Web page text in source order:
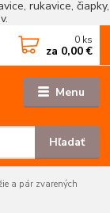
rukavice, čiapky,
Menu
Hľadať
0 ks
za 0,00 €
a pár zvarených